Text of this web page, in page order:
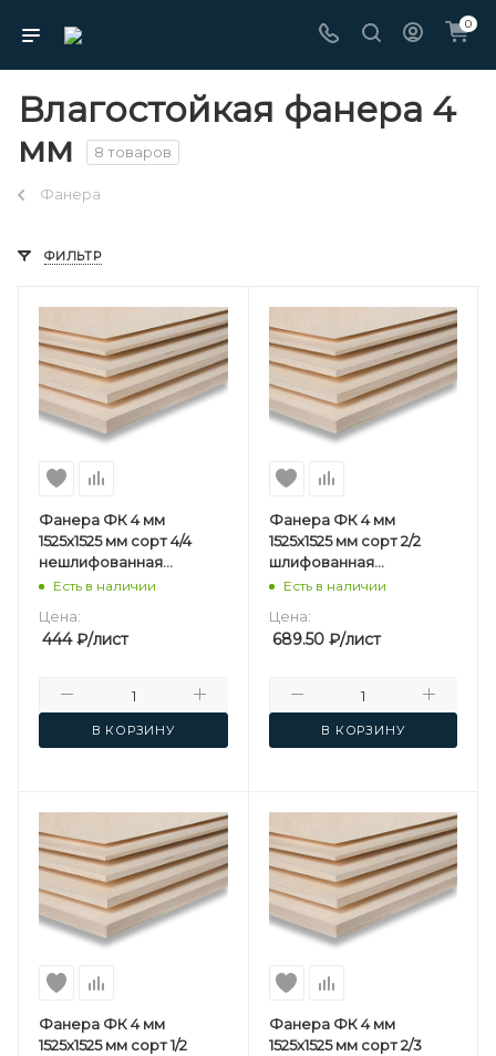
0
Влагостойкая фанера 4
мм
8 товаров
Фанера
ФИЛЬТР
Фанера ФК 4 мм
1525х1525 мм сорт 4/4
нешлифованная
березовая
Есть в наличии
Цена:
444₽/лист
В КОРЗИНУ
Фанера ФК 4 мм
1525х1525 мм сорт 2/2
шлифованная
березовая
Есть в наличии
Цена:
689.50₽/лист
В КОРЗИНУ
Фанера ФК 4 мм
1525х1525 мм сорт 1/2
Фанера ФК 4 мм
1525х1525 мм сорт 2/3